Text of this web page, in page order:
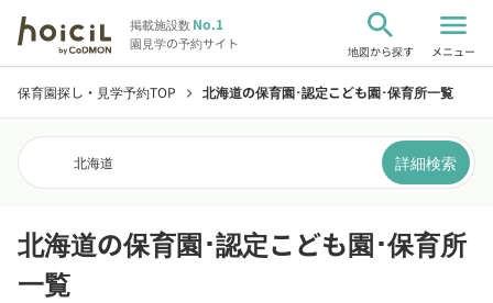
掲載施設数No.1
園見学の予約サイト
search
地図から探す
menu
メニュー
保育園探し・見学予約TOP chevron_right 北海道の保育園･認定こども園･保育所一覧
北海道 詳細検索
北海道の保育園･認定こども園･保育所
一覧